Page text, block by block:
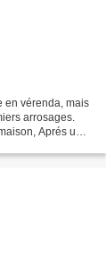
en vérenda, mais
arrosages.
Aprés une